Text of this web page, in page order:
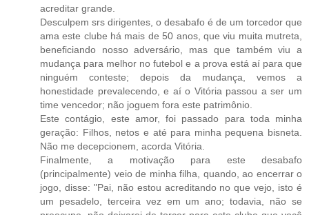
acreditar grande.
Desculpem srs dirigentes, o desabafo é de um torcedor que
ama este clube há mais de 50 anos, que viu muita mutreta,
beneficiando nosso adversário, mas que também viu a
mudança para melhor no futebol e a prova está aí para que
ninguém conteste; depois da mudança, vemos a
honestidade prevalecendo, e aí o Vitória passou a ser um
time vencedor; não joguem fora este patrimônio.
Este contágio, este amor, foi passado para toda minha
geração: Filhos, netos e até para minha pequena bisneta.
Não me decepcionem, acorda Vitória.
Finalmente, a motivação para este desabafo
(principalmente) veio de minha filha, quando, ao encerrar o
jogo, disse: "Pai, não estou acreditando no que vejo, isto é
um pesadelo, terceira vez em um ano; todavia, não se